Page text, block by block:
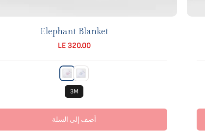
Elephant Blanket
LE 320.00
3M
أضف إلى السلة